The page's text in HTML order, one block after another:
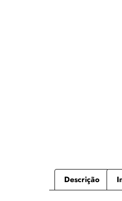
Descrição